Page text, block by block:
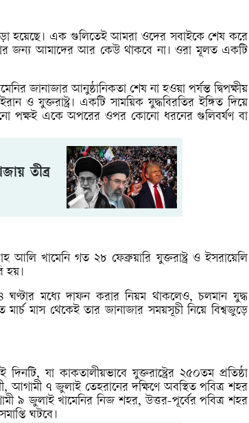
হয়েছে। এক গুলিতেই আমরা ওদের সবাইকে শেষ করে
জন্য আমাদের আর কেউ থাকবে না। ওরা মূলত একটি
জানাজার আনুষ্ঠানিকতা শেষ না হওয়া পর্যন্ত দ্বিপক্ষীয়
ও যুক্তরাষ্ট্র। একটি সাময়িক যুদ্ধবিরতির ইঙ্গিত দিয়ে
পক্ষই একে অপরের ওপর কোনো ধরনের গুলিবর্ষণ বা
তীব্র
আলি খামেনি গত ২৮ ফেব্রুয়ারি যুক্তরাষ্ট্র ও ইসরায়েলি
হয়।
মধ্যে দাফন করার নিয়ম থাকলেও, চলমান যুদ্ধ
মার্চ মাস থেকেই তার জানাজার সময়সূচী নিয়ে বিশ্বজুড়ে
যা কাকতালীয়ভাবে যুক্তরাষ্ট্রের ২৫০তম প্রতিষ্ঠা
আগামী ৭ জুলাই তেহরানের দক্ষিণে অবস্থিত পবিত্র শহর
৯ জুলাই খামেনির নিজ শহর, উত্তর-পূর্বের পবিত্র শহর
ঘটবে।